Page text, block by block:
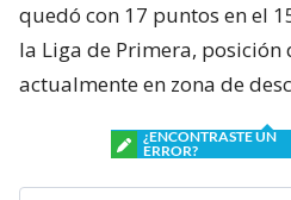
quedó con 17 puntos en el
la Liga de Primera,
actualmente en zona de
¿ENCONTRASTE UN
ERROR?